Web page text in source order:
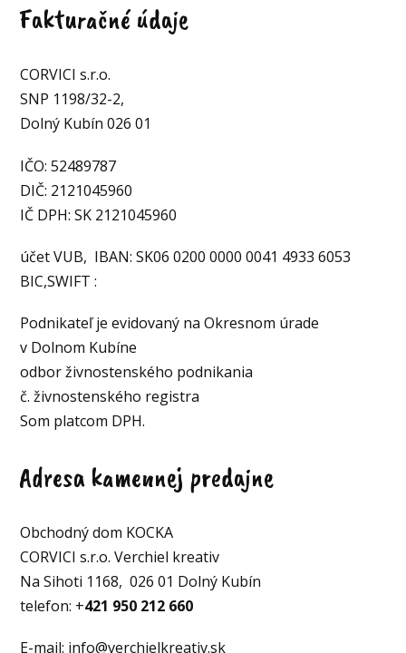
Fakturačné údaje
CORVICI s.r.o.
SNP 1198/32-2,
Dolný Kubín 026 01
IČO: 52489787
DIČ: 2121045960
IČ DPH: SK 2121045960
účet VUB, IBAN: SK06 0200 0000 0041 4933 6053
BIC,SWIFT :
Podnikateľ je evidovaný na Okresnom úrade
v Dolnom Kubíne
odbor živnostenského podnikania
č. živnostenského registra
Som platcom DPH.
Adresa kamennej predajne
Obchodný dom KOCKA
CORVICI s.r.o. Verchiel kreativ
Na Sihoti 1168, 026 01 Dolný Kubín
telefon: +421 950 212 660
E-mail: info@verchielkreativ.sk